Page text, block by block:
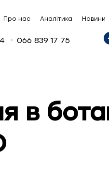
Про нас Аналітика Новини
066 839 17 75
в